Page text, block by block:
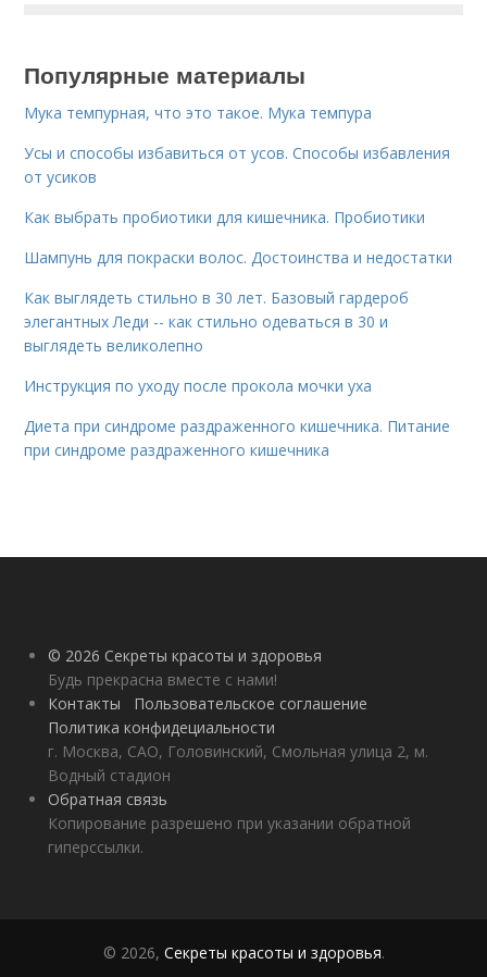
Популярные материалы
Мука темпурная, что это такое. Мука темпура
Усы и способы избавиться от усов. Способы избавления
от усиков
Как выбрать пробиотики для кишечника. Пробиотики
Шампунь для покраски волос. Достоинства и недостатки
Как выглядеть стильно в 30 лет. Базовый гардероб
элегантных Леди -- как стильно одеваться в 30 и
выглядеть великолепно
Инструкция по уходу после прокола мочки уха
Диета при синдроме раздраженного кишечника. Питание
при синдроме раздраженного кишечника
© 2026 Секреты красоты и здоровья
Будь прекрасна вместе с нами!
Контакты
Пользовательское соглашение
Политика конфидециальности
г. Москва, САО, Головинский, Смольная улица 2, м.
Водный стадион
Обратная связь
Копирование разрешено при указании обратной
гиперссылки.
© 2026, Секреты красоты и здоровья.